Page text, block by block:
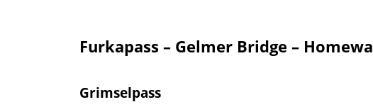
Furkapass – Gelmer Bridge –
Grimselpass